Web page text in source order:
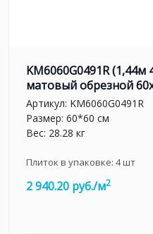
KM6060G0491R
матовый обрезной
Артикул: KM6060G0491R
Размер: 60*60 см
Вес: 28.28 кг
Плиток в упаковке: 4шт
2 940.20 руб./м2